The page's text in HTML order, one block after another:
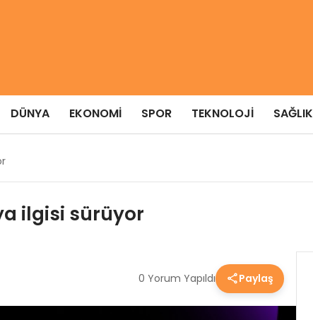
DÜNYA EKONOMI SPOR TEKNOLOJI SAĞLIK
ilgisi sürüyor
0 Yorum Yapıldı Paylaş